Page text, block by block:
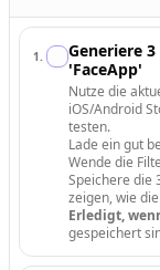
1 .
Generiere
'FaceApp'
Nutze die
iOS/Android
testen.
Lade ein gut
Wende die
Speichere die
zeigen, wie
Erledigt,
gespeichert